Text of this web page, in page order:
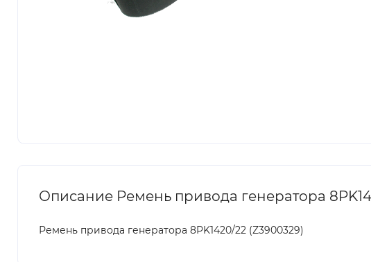
Описание Ремень привода генератора
Ремень привода генератора 8PK1420/22 (Z3900329)